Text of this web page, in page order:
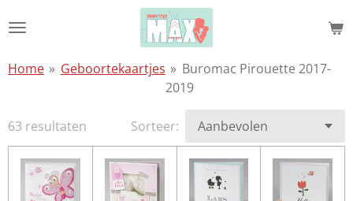
direct
de
Home » Geboortekaartjes » Buromac Pirouette 2017-
2019
63 resultaten Sorteer: